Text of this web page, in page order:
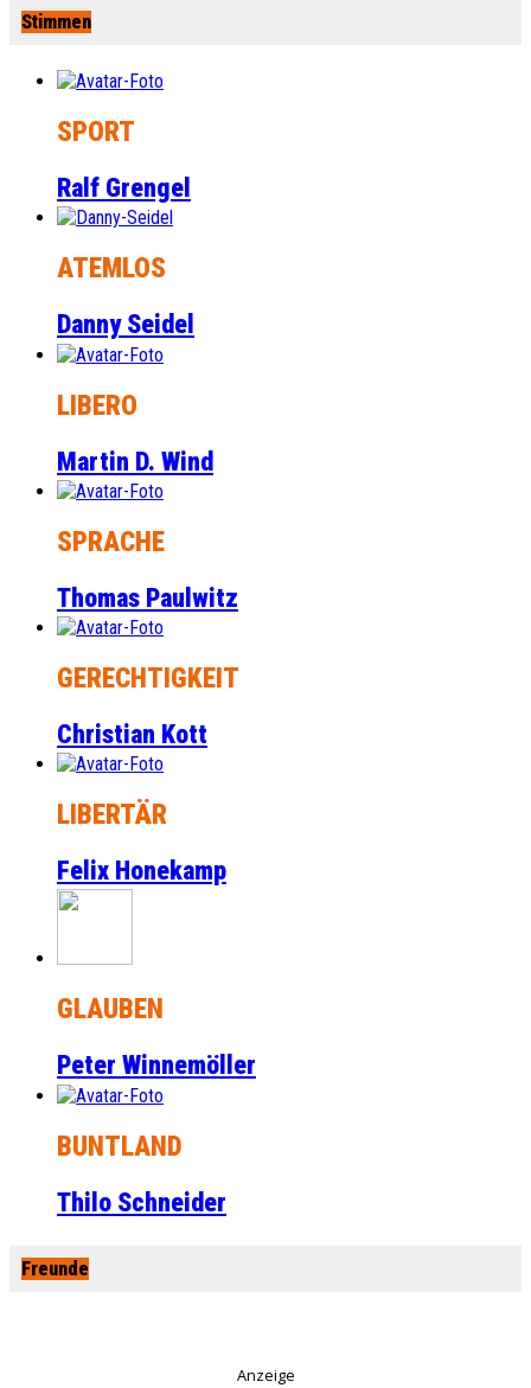
Stimmen
SPORT
Ralf Grengel
ATEMLOS
Danny Seidel
LIBERO
Martin D. Wind
SPRACHE
Thomas Paulwitz
GERECHTIGKEIT
Christian Kott
LIBERTÄR
Felix Honekamp
GLAUBEN
Peter Winnemöller
BUNTLAND
Thilo Schneider
Freunde
Anzeige